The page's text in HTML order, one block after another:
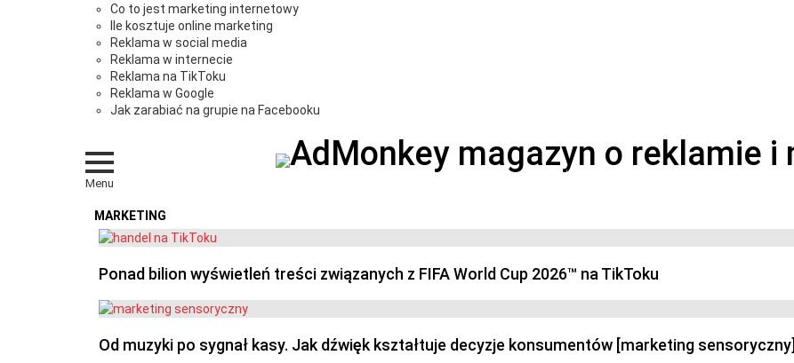
Co to jest marketing internetowy
Ile kosztuje online marketing
Reklama w social media
Reklama w internecie
Reklama na TikToku
Reklama w Google
Jak zarabiać na grupie na Facebooku
Menu magazyn o marketingu, reklamie i kreatywności
MARKETING
OSTATNIE
Ponad bilion wyświetleń treści związanych z FIFA World Cup 2026™ na TikToku
Od muzyki po sygnał kasy. Jak dźwięk kształtuje decyzje konsumentów [marketing sensoryczny]